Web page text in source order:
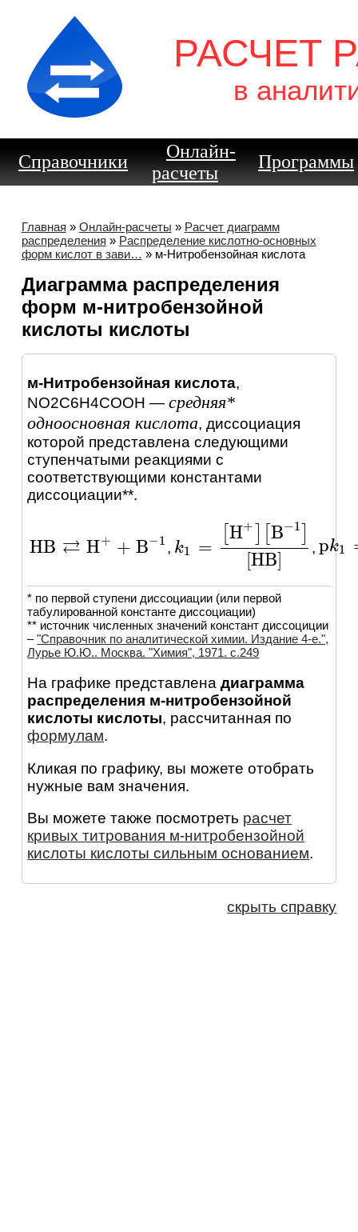
РАСЧЕТ
в
Справочники
Онлайн-
расчеты
Программы
Главная » Онлайн-расчеты » Расчет диаграмм
распределения » Распределение кислотно-основных
форм кислот в зави… » м-Нитробензойная кислота
Диаграмма распределения
форм м-нитробензойной
кислоты кислоты
м-Нитробензойная кислота,
NO2C6H4COOH —средняя*
одноосновная кислота, диссоциация
которой представлена следующими
ступенчатыми реакциями c
соответствующими константами
диссоциации**.
HB ⇄ H+ + B−1
HB⇄H+ +B - , k1 =
[H+ B−1
[HB]
k1 =[H +][B-1][HB] , pk1
pk1
* по первой ступени диссоциации (или первой
табулированной константе диссоциации)
** источник численных значений констант диссоциции
–"Справочник по аналитической химии. Издание 4-е.",
Лурье Ю.Ю.. Москва. "Химия", 1971. c.249
На графике представленадиаграмма
распределения м-нитробензойной
кислоты кислоты, рассчитанная по
формулам.
Кликая по графику, вы можете отобрать
нужные вам значения.
Вы можете также посмотреть расчет
кривых титрования м-нитробензойной
кислоты кислоты сильным основанием.
скрыть справку